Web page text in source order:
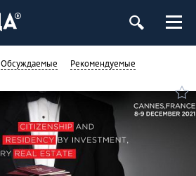
Обсуждаемые Рекомендуемые